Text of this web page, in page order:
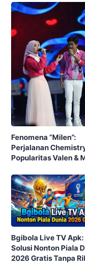
Fenomena “Milen”:
Perjalanan
Popularitas Valen &
Publik
Bgibola Live TV Apk:
Solusi Nonton Piala
2026 Gratis Tanpa